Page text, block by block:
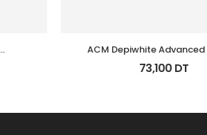
ACM Depiwhite
Depigmentant Tb
73,100 DT